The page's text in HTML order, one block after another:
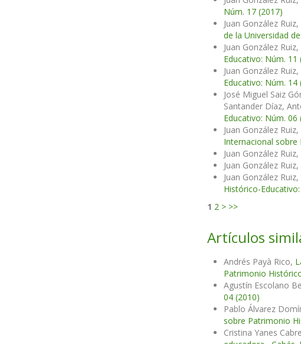
Núm. 17 (2017)
Juan González Ruiz,
de la Universidad
Juan González Ruiz,
Educativo: Núm. 11
Juan González Ruiz,
Educativo: Núm. 14
José Miguel Saiz
Santander Díaz,
Educativo: Núm. 06
Juan González Ruiz,
Internacional sobre
Juan González Ruiz,
Juan González Ruiz,
Juan González Ruiz,
Histórico-
1 2 > >>
Artículos
Andrés Payà Rico,
Patrimonio
Agustín Escolano
04 (2010)
Pablo Álvarez
sobre Patrimonio
Cristina Yanes